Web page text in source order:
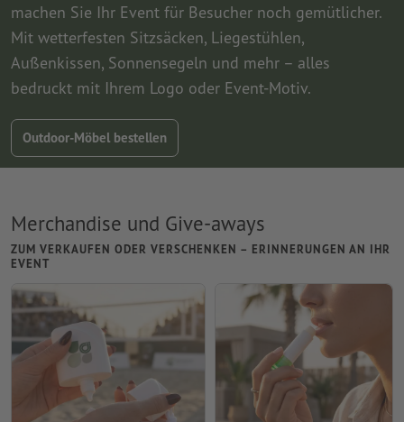
machen Sie Ihr Event für Besucher noch gemütlicher.
Mit wetterfesten Sitzsäcken, Liegestühlen,
Außenkissen, Sonnensegeln und mehr – alles
bedruckt mit Ihrem Logo oder Event-Motiv.
Outdoor-Möbel bestellen
Merchandise und Give-aways
ZUM VERKAUFEN ODER VERSCHENKEN – ERINNERUNGEN AN IHR
EVENT